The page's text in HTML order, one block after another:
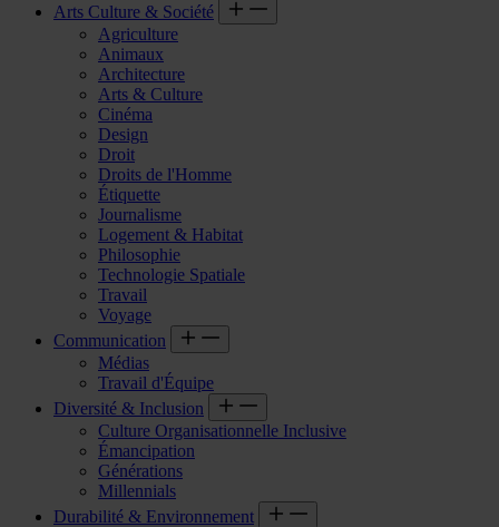
Arts Culture & Société
Agriculture
Animaux
Architecture
Arts & Culture
Cinéma
Design
Droit
Droits de l'Homme
Étiquette
Journalisme
Logement & Habitat
Philosophie
Technologie Spatiale
Travail
Voyage
Communication
Médias
Travail d'Équipe
Diversité & Inclusion
Culture Organisationnelle Inclusive
Émancipation
Générations
Millennials
Durabilité & Environnement